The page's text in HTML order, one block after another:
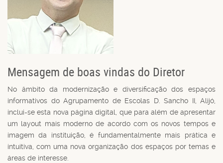
Mensagem de boas vindas do Diretor
No âmbito da modernização e diversificação dos espaços
informativos do Agrupamento de Escolas D. Sancho II, Alijó,
inclui-se esta nova página digital, que para além de apresentar
um layout mais moderno de acordo com os novos tempos e
imagem da instituição, é fundamentalmente mais prática e
intuitiva, com uma nova organização dos espaços por temas e
áreas de interesse.